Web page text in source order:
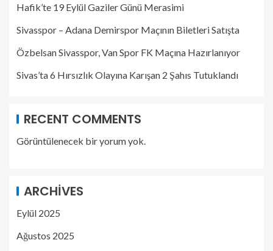
Hafik’te 19 Eylül Gaziler Günü Merasimi
Sivasspor – Adana Demirspor Maçının Biletleri Satışta
Özbelsan Sivasspor, Van Spor FK Maçına Hazırlanıyor
Sivas’ta 6 Hırsızlık Olayına Karışan 2 Şahıs Tutuklandı
RECENT COMMENTS
Görüntülenecek bir yorum yok.
ARCHIVES
Eylül 2025
Ağustos 2025